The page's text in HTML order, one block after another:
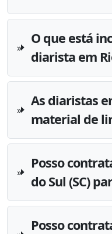
O que está
diarista em
As diaristas
material de
Posso
do Sul (SC)
Posso